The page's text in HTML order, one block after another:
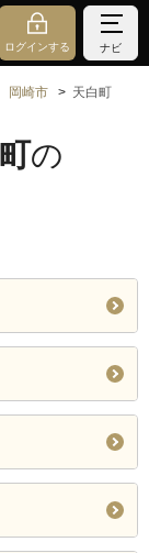
ログインする ナビ
岡崎市 天白町
の